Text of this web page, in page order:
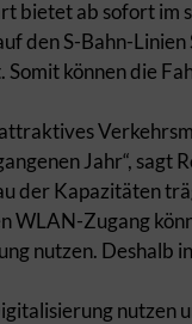
bietet ab sofort
den S-Bahn-
Somit können die
attraktives
Jahr“,
der Kapazitäten
WLAN-Zugang
nutzen. Deshalb
nutzen